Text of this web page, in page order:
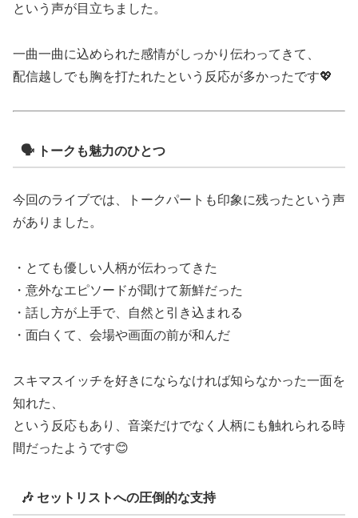
という声が目立ちました。
一曲一曲に込められた感情がしっかり伝わってきて、
配信越しでも胸を打たれたという反応が多かったです💖
🗣 トークも魅力のひとつ
今回のライブでは、トークパートも印象に残ったという声
がありました。
・とても優しい人柄が伝わってきた
・意外なエピソードが聞けて新鮮だった
・話し方が上手で、自然と引き込まれる
・面白くて、会場や画面の前が和んだ
スキマスイッチを好きにならなければ知らなかった一面を
知れた、
という反応もあり、音楽だけでなく人柄にも触れられる時
間だったようです😊
🎶 セットリストへの圧倒的な支持